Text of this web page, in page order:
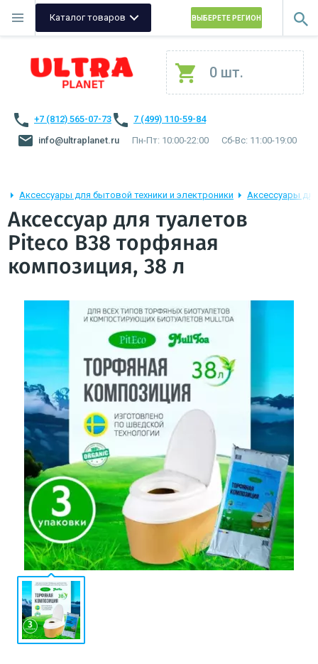
Каталог товаров ВЫБЕРЕТЕ РЕГИОН
0 шт.
+7 (812) 565-07-73
7 (499) 110-59-84
info@ultraplanet.ru
Пн-Пт: 10:00-22:00 Сб-Вс: 11:00-19:00
Аксессуары для бытовой техники и электроники Аксессуары
Аксессуар для туалетов
Piteco В38 торфяная
композиция, 38 л